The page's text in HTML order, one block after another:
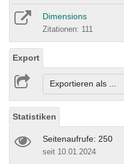
Dimensions
Zitationen: 111
Export
Exportieren als ...
Statistiken
Seitenaufrufe: 250
seit 10.01.2024